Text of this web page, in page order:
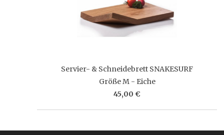
Servier- & Schneidebrett SNAKESURF
Größe M - Eiche
45,00 €